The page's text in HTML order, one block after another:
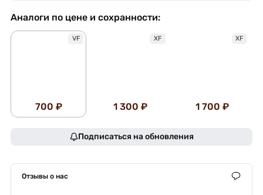
Аналоги по цене и сохранности:
VF
700 ₽
XF
1 300 ₽
XF
1 700 ₽
Подписаться на обновления
Отзывы о нас